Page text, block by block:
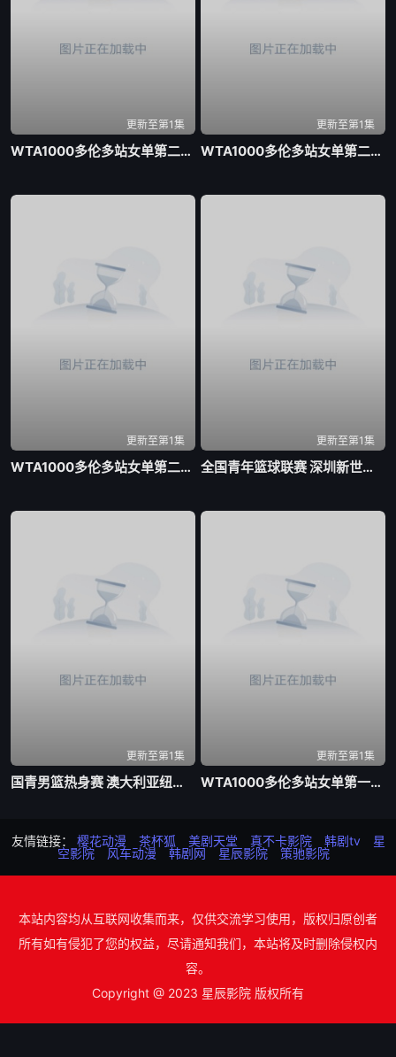
更新至第1集
WTA1000多伦多站女单第二轮 贝莱克0-2斯瓦泰克20260805
更新至第1集
WTA1000多伦多站女单第二轮 戴伊0-2高芙20260806
更新至第1集
WTA1000多伦多站女单第二轮 帕克斯1-2伊埃拉20260806
更新至第1集
全国青年篮球联赛 深圳新世纪vs山西汾酒20260806
更新至第1集
国青男篮热身赛 澳大利亚纽纳华丁闪电队VS韩国东国大学20260804
更新至第1集
WTA1000多伦多站女单第一轮 博尔特0-2克罗斯20260804
友情链接： 樱花动漫 茶杯狐 美剧天堂 真不卡影院 韩剧tv
星
空影院
风车动漫 韩剧网 星辰影院 策驰影院
本站内容均从互联网收集而来，仅供交流学习使用，版权归原创者
所有如有侵犯了您的权益，尽请通知我们，本站将及时删除侵权内
容。
Copyright @ 2023 星辰影院 版权所有